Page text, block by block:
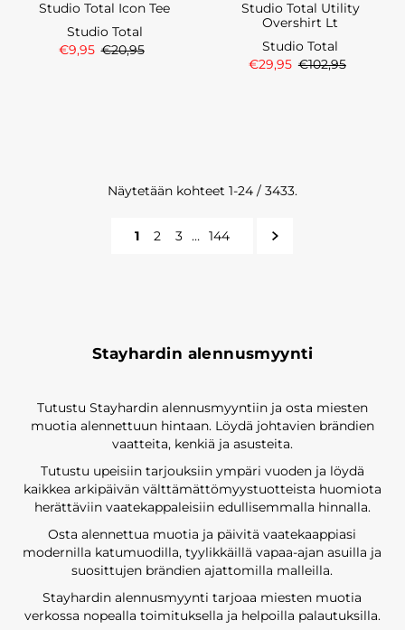
Studio Total Icon Tee
Studio Total
€9,95 €20,95
Studio Total Utility
Overshirt Lt
Studio Total
€29,95 €102,95
Näytetään kohteet 1-24 / 3433.
1 2 3 … 144
Stayhardin alennusmyynti
Tutustu Stayhardin alennusmyyntiin ja osta miesten
muotia alennettuun hintaan. Löydä johtavien brändien
vaatteita, kenkiä ja asusteita.
Tutustu upeisiin tarjouksiin ympäri vuoden ja löydä
kaikkea arkipäivän välttämättömyystuotteista huomiota
herättäviin vaatekappaleisiin edullisemmalla hinnalla.
Osta alennettua muotia ja päivitä vaatekaappiasi
modernilla katumuodilla, tyylikkäillä vapaa-ajan asuilla ja
suosittujen brändien ajattomilla malleilla.
Stayhardin alennusmyynti tarjoaa miesten muotia
verkossa nopealla toimituksella ja helpoilla palautuksilla.